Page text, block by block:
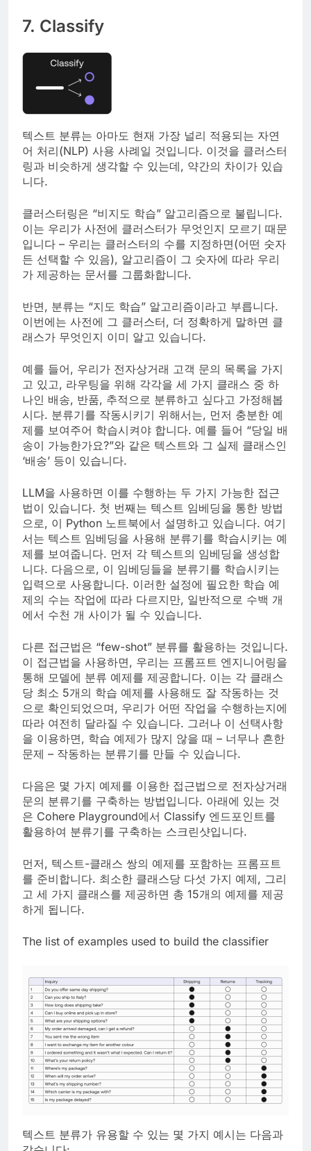
7. Classify
텍스트 분류는 아마도 현재 가장 널리 적용되는 자연
어 처리(NLP) 사용 사례일 것입니다. 이것을 클러스터
링과 비슷하게 생각할 수 있는데, 약간의 차이가 있습
니다.
클러스터링은 “비지도 학습” 알고리즘으로 불립니다.
이는 우리가 사전에 클러스터가 무엇인지 모르기 때문
입니다 – 우리는 클러스터의 수를 지정하면(어떤 숫자
든 선택할 수 있음), 알고리즘이 그 숫자에 따라 우리
가 제공하는 문서를 그룹화합니다.
반면, 분류는 “지도 학습” 알고리즘이라고 부릅니다.
이번에는 사전에 그 클러스터, 더 정확하게 말하면 클
래스가 무엇인지 이미 알고 있습니다.
예를 들어, 우리가 전자상거래 고객 문의 목록을 가지
고 있고, 라우팅을 위해 각각을 세 가지 클래스 중 하
나인 배송, 반품, 추적으로 분류하고 싶다고 가정해봅
시다. 분류기를 작동시키기 위해서는, 먼저 충분한 예
제를 보여주어 학습시켜야 합니다. 예를 들어 “당일 배
송이 가능한가요?”와 같은 텍스트와 그 실제 클래스인
‘배송’ 등이 있습니다.
LLM을 사용하면 이를 수행하는 두 가지 가능한 접근
법이 있습니다. 첫 번째는 텍스트 임베딩을 통한 방법
으로, 이 Python 노트북에서 설명하고 있습니다. 여기
서는 텍스트 임베딩을 사용해 분류기를 학습시키는 예
제를 보여줍니다. 먼저 각 텍스트의 임베딩을 생성합
니다. 다음으로, 이 임베딩들을 분류기를 학습시키는
입력으로 사용합니다. 이러한 설정에 필요한 학습 예
제의 수는 작업에 따라 다르지만, 일반적으로 수백 개
에서 수천 개 사이가 될 수 있습니다.
다른 접근법은 “few-shot” 분류를 활용하는 것입니다.
이 접근법을 사용하면, 우리는 프롬프트 엔지니어링을
통해 모델에 분류 예제를 제공합니다. 이는 각 클래스
당 최소 5개의 학습 예제를 사용해도 잘 작동하는 것
으로 확인되었으며, 우리가 어떤 작업을 수행하는지에
따라 여전히 달라질 수 있습니다. 그러나 이 선택사항
을 이용하면, 학습 예제가 많지 않을 때 – 너무나 흔한
문제 – 작동하는 분류기를 만들 수 있습니다.
다음은 몇 가지 예제를 이용한 접근법으로 전자상거래
문의 분류기를 구축하는 방법입니다. 아래에 있는 것
은 Cohere Playground에서 Classify 엔드포인트를
활용하여 분류기를 구축하는 스크린샷입니다.
먼저, 텍스트-클래스 쌍의 예제를 포함하는 프롬프트
를 준비합니다. 최소한 클래스당 다섯 가지 예제, 그리
고 세 가지 클래스를 제공하면 총 15개의 예제를 제공
하게 됩니다.
The list of examples used to build the classifier
텍스트 분류가 유용할 수 있는 몇 가지 예시는 다음과